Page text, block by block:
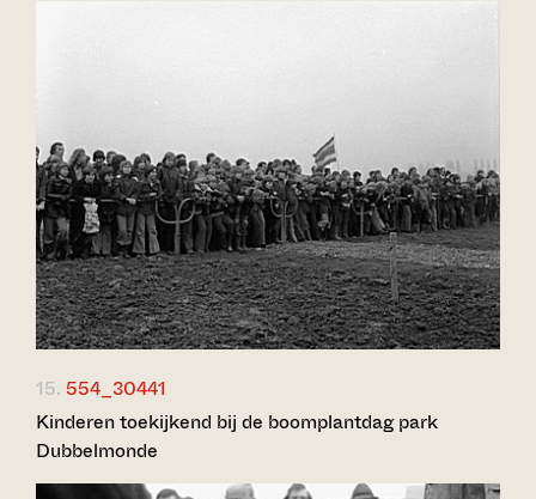
15. 554_30441
Kinderen toekijkend bij de boomplantdag park
Dubbelmonde